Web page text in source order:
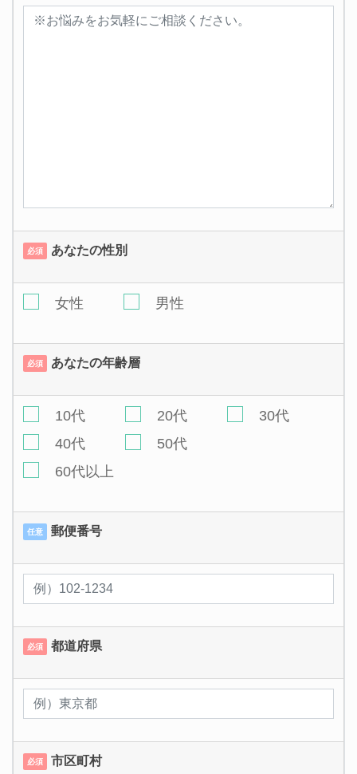
必須 あなたの性別
女性 男性
必須 あなたの年齢層
10代 20代
30代
40代
50代
60代以上
任意 郵便番号
必須 都道府県
必須 市区町村